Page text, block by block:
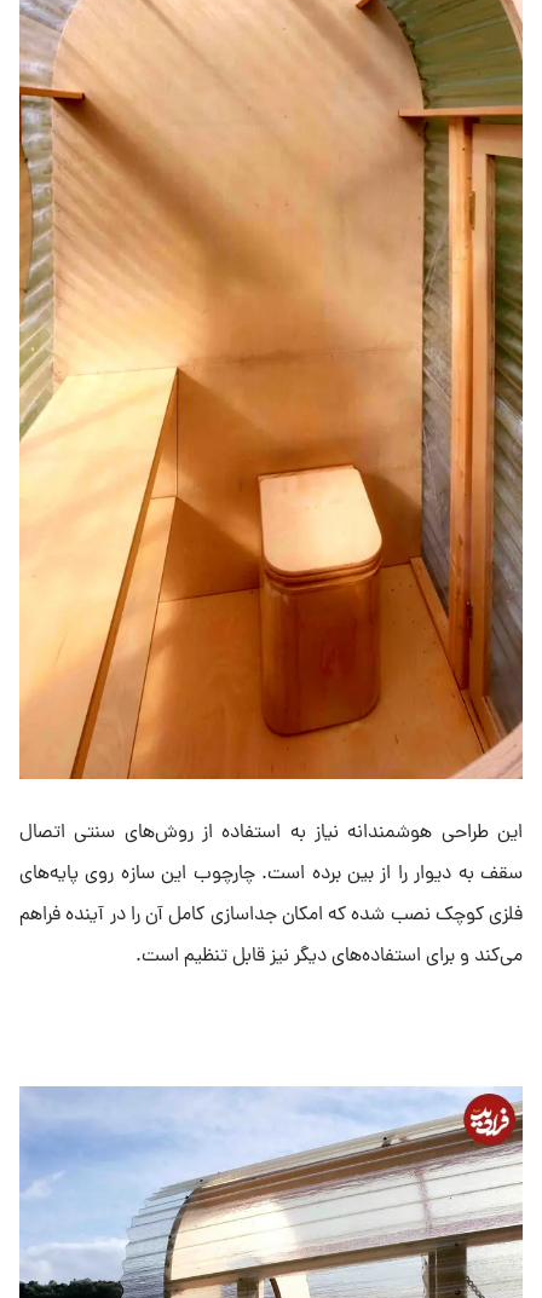
این طراحی هوشمندانه نیاز به استفاده از روش‌های سنتی اتصال
سقف به دیوار را از بین برده است. چارچوب این سازه روی پایه‌های
فلزی کوچک نصب شده که امکان جداسازی کامل آن را در آینده فراهم
می‌کند و برای استفاده‌های دیگر نیز قابل تنظیم است.